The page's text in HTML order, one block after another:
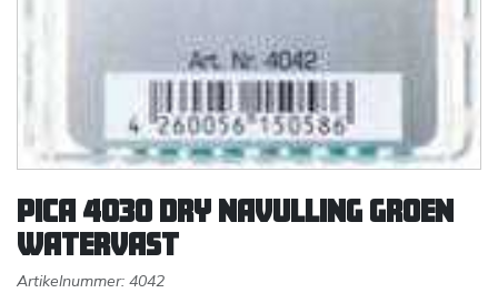
PICA 4030 DRY NAVULLING GROEN
WATERVAST
Artikelnummer: 4042